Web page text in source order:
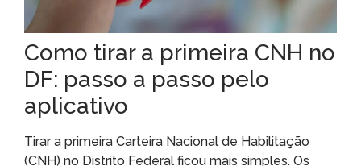
Como tirar a primeira CNH no
DF: passo a passo pelo
aplicativo
Tirar a primeira Carteira Nacional de Habilitação
(CNH) no Distrito Federal ficou mais simples. Os